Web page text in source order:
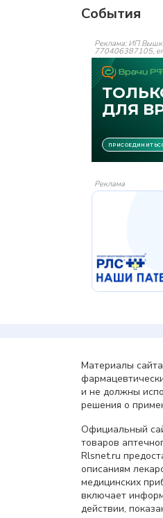
События
Реклама: ИП
770406387105,
Реклама
Материалы
и не должны
решения о
Официальный
товаров
Rlsnet.ru
описаниям
медицинских
включает
действии,